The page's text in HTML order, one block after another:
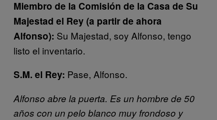
Miembro de la Comisión de la Casa de Su
Majestad el Rey (a partir de ahora
Alfonso): Su Majestad, soy Alfonso, tengo
listo el inventario.
S.M. el Rey: Pase, Alfonso.
Alfonso abre la puerta. Es un hombre de 50
años con un pelo blanco muy frondoso y